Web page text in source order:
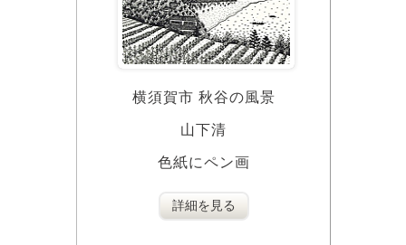
横須賀市 秋谷の風景
山下清
色紙にペン画
詳細を見る